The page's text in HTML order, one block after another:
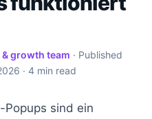
growth team · Published
· 4 min read
Popups sind ein